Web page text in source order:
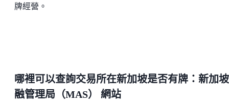
牌經營。
哪裡可以查詢交易所在新加坡是否有牌：新加
融管理局（MAS） 網站